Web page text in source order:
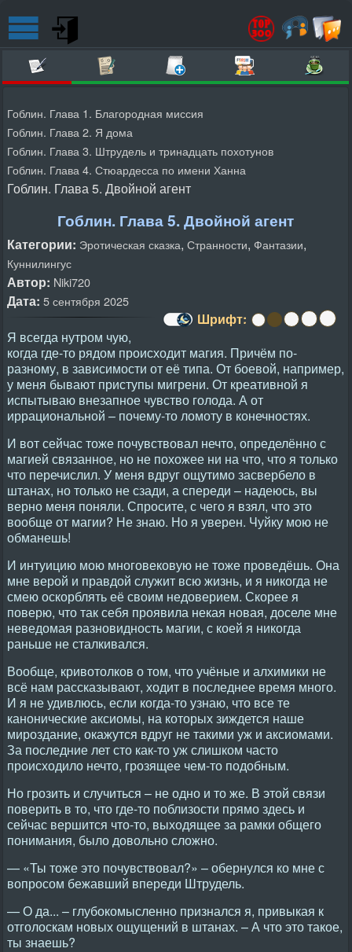
Гоблин. Глава 1. Благородная миссия
Гоблин. Глава 2. Я дома
Гоблин. Глава 3. Штрудель и тринадцать похотунов
Гоблин. Глава 4. Стюардесса по имени Ханна
Гоблин. Глава 5. Двойной агент
Гоблин. Глава 5. Двойной агент
Категории: Эротическая сказка, Странности, Фантазии,
Куннилингус
Автор: Niki720
Дата: 5 сентября 2025
Шрифт:
Я всегда нутром чую,
когда где-то рядом происходит магия. Причём по-
разному, в зависимости от её типа. От боевой, например,
у меня бывают приступы мигрени. От креативной я
испытываю внезапное чувство голода. А от
иррациональной – почему-то ломоту в конечностях.
И вот сейчас тоже почувствовал нечто, определённо с
магией связанное, но не похожее ни на что, что я только
что перечислил. У меня вдруг ощутимо засвербело в
штанах, но только не сзади, а спереди – надеюсь, вы
верно меня поняли. Спросите, с чего я взял, что это
вообще от магии? Не знаю. Но я уверен. Чуйку мою не
обманешь!
И интуицию мою многовековую не тоже проведёшь. Она
мне верой и правдой служит всю жизнь, и я никогда не
смею оскорблять её своим недоверием. Скорее я
поверю, что так себя проявила некая новая, доселе мне
неведомая разновидность магии, с коей я никогда
раньше не сталкивался.
Вообще, кривотолков о том, что учёные и алхимики не
всё нам рассказывают, ходит в последнее время много.
И я не удивлюсь, если когда-то узнаю, что все те
канонические аксиомы, на которых зиждется наше
мироздание, окажутся вдруг не такими уж и аксиомами.
За последние лет сто как-то уж слишком часто
происходило нечто, грозящее чем-то подобным.
Но грозить и случиться – не одно и то же. В этой связи
поверить в то, что где-то поблизости прямо здесь и
сейчас вершится что-то, выходящее за рамки общего
понимания, было довольно сложно.
— «Ты тоже это почувствовал?» – обернулся ко мне с
вопросом бежавший впереди Штрудель.
— О да... – глубокомысленно признался я, привыкая к
отголоскам новых ощущений в штанах. – А что это такое,
ты знаешь?